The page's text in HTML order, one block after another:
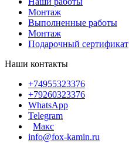
Монтаж
Выполненные работы
Монтаж
Подарочный сертификат
Наши контакты
+74955323376
+79260323376
WhatsApp
Telegram
Макс
info@fox-kamin.ru